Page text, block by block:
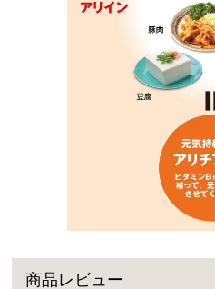
商品レビュー